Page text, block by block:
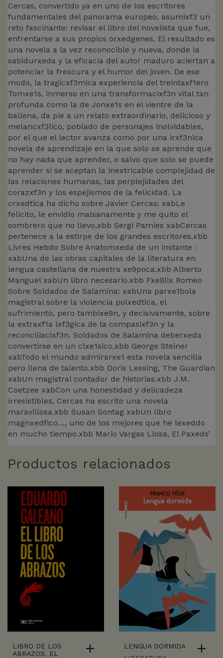
Cercas, convertido ya en uno de los escritores
fundamentales del panorama europeo, asumixf3 un
reto fascinante: revisar el libro del novelista que fue,
enfrentarse a sus propios orxedgenes. El resultado es
una novela a la vez reconocible y nueva, donde la
sabidurxeda y la eficacia del autor maduro aciertan a
potenciar la frescura y el humor del joven. De ese
modo, la tragicxf3mica experiencia del treintaxf1ero
Tomxe1s, inmerso en una transformacixf3n vital tan
profunda como la de Jonxe1s en el vientre de la
ballena, da pie a un relato extraordinario, delicioso y
melancxf3lico, poblado de personajes inolvidables,
por el que el lector avanza como por una irxf3nica
novela de aprendizaje en la que solo se aprende que
no hay nada que aprender, o salvo que solo se puede
aprender si se aceptan la inextricable complejidad de
las relaciones humanas, las perplejidades del
corazxf3n y los espejismos de la felicidad. La
crxedtica ha dicho sobre Javier Cercas: xabLe
felicito, le envidio malsanamente y me quito el
sombrero que no llevo.xbb Sergi Pamies xabCercas
pertenece a la estirpe de los grandes escritores.xbb
Livres Hebdo Sobre Anatomxeda de un instante :
xabUna de las obras capitales de la literatura en
lengua castellana de nuestra xe9poca.xbb Alberto
Manguel xabUn libro necesario.xbb Fxe9lix Romeo
Sobre Soldados de Salamina: xabUna parxe1bola
magistral sobre la violencia polxedtica, el
sufrimiento, pero tambixe9n, y decisivamente, sobre
la extraxf1a lxf3gica de la compasixf3n y la
reconciliacixf3n. Soldados de Salamina deberxeda
convertirse en un clxe1sico.xbb George Steiner
xabTodo el mundo admirarxe1 esta novela sencilla
pero llena de talento.xbb Doris Lessing, The Guardian
xabUn magistral contador de historias.xbb J.M.
Coetzee xabCon una honestidad y delicadeza
irresistibles, Cercas ha escrito una novela
maravillosa.xbb Susan Sontag xabUn libro
magnxedfico…, uno de los mejores que he lexeddo
en mucho tiempo.xbb Mario Vargas Llosa, El Paxeds’
Productos relacionados
LIBRO DE LOS
ABRAZOS, EL
LENGUA DORMIDA